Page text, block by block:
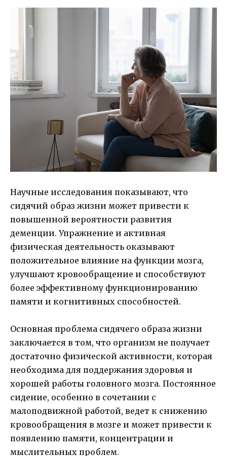
Научные исследования показывают, что
сидячий образ жизни может привести к
повышенной вероятности развития
деменции. Упражнение и активная
физическая деятельность оказывают
положительное влияние на функции мозга,
улучшают кровообращение и способствуют
более эффективному функционированию
памяти и когнитивных способностей.
Основная проблема сидячего образа жизни
заключается в том, что организм не получает
достаточно физической активности, которая
необходима для поддержания здоровья и
хорошей работы головного мозга. Постоянное
сидение, особенно в сочетании с
малоподвижной работой, ведет к снижению
кровообращения в мозге и может привести к
появлению памяти, концентрации и
мыслительных проблем.